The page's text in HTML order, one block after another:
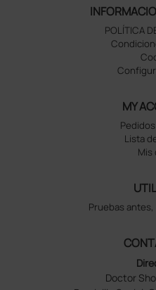
POLÍTICA
MY
Lista
Mis
Pruebas
Doctor